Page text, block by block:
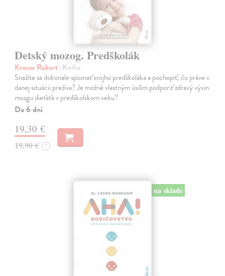
Detský mozog. Predškolák
Krause Robert| Kniha
Snažíte sa dokonale spoznať svojho predškoláka a pochopiť, čo práve v
danej situácii prežíva? Je možné vlastným úsilím podporiť zdravý vývin
mozgu dieťaťa v predškolskom veku?
Do 6 dní
19,30 €
19,90 € ?
na sklade